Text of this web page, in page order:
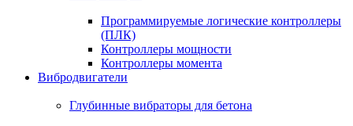
Программируемые логические контроллеры
(ПЛК)
Контроллеры мощности
Контроллеры момента
Вибродвигатели
Глубинные вибраторы для бетона